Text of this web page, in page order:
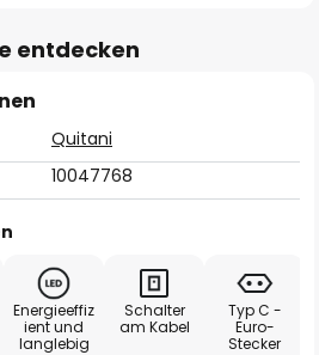
entdecken
Quitani
10047768
Energieeffiz
ient und
langlebig
Schalter
am Kabel
Typ C -
Euro-
Stecker